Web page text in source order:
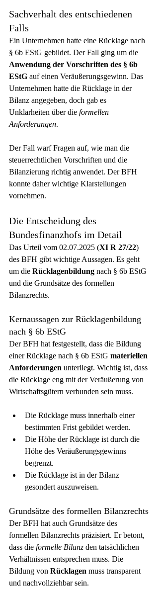
Sachverhalt des entschiedenen
Falls
Ein Unternehmen hatte eine Rücklage nach
§ 6b EStG gebildet. Der Fall ging um die
Anwendung der Vorschriften des § 6b
EStG auf einen Veräußerungsgewinn. Das
Unternehmen hatte die Rücklage in der
Bilanz angegeben, doch gab es
Unklarheiten über die formellen
Anforderungen.
Der Fall warf Fragen auf, wie man die
steuerrechtlichen Vorschriften und die
Bilanzierung richtig anwendet. Der BFH
konnte daher wichtige Klarstellungen
vornehmen.
Die Entscheidung des
Bundesfinanzhofs im Detail
Das Urteil vom 02.07.2025 (XI R 27/22)
des BFH gibt wichtige Aussagen. Es geht
um die Rücklagenbildung nach § 6b EStG
und die Grundsätze des formellen
Bilanzrechts.
Kernaussagen zur Rücklagenbildung
nach § 6b EStG
Der BFH hat festgestellt, dass die Bildung
einer Rücklage nach § 6b EStG materiellen
Anforderungen unterliegt. Wichtig ist, dass
die Rücklage eng mit der Veräußerung von
Wirtschaftsgütern verbunden sein muss.
Die Rücklage muss innerhalb einer
bestimmten Frist gebildet werden.
Die Höhe der Rücklage ist durch die
Höhe des Veräußerungsgewinns
begrenzt.
Die Rücklage ist in der Bilanz
gesondert auszuweisen.
Grundsätze des formellen Bilanzrechts
Der BFH hat auch Grundsätze des
formellen Bilanzrechts präzisiert. Er betont,
dass die formelle Bilanz den tatsächlichen
Verhältnissen entsprechen muss. Die
Bildung von Rücklagen muss transparent
und nachvollziehbar sein.